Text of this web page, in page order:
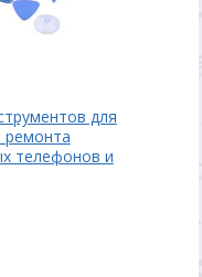
для
ремонта
телефонов и